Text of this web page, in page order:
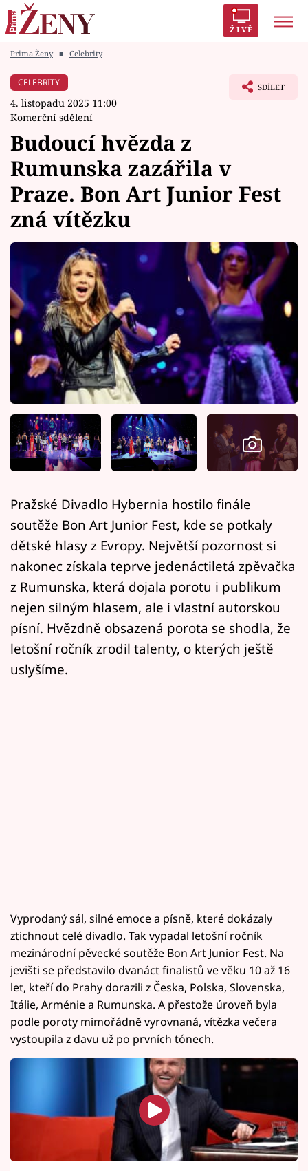
ŽIVĚ
Módní alarm
Témata
Celebrity
Vztahy
Seriály
Horoskopy
Sledujte prima+
Filmový festival Karlovy Vary
Pořady
Mámy sobě
Sledujte nás
Prima Ženy ■ Celebrity
CELEBRITY
4. listopadu 2025 11:00
Komerční sdělení
SDÍLET
Budoucí hvězda z
Rumunska zazářila v
Praze. Bon Art Junior Fest
zná vítězku
Pražské Divadlo Hybernia hostilo finále
soutěže Bon Art Junior Fest, kde se potkaly
dětské hlasy z Evropy. Největší pozornost si
nakonec získala teprve jedenáctiletá zpěvačka
z Rumunska, která dojala porotu i publikum
nejen silným hlasem, ale i vlastní autorskou
písní. Hvězdně obsazená porota se shodla, že
letošní ročník zrodil talenty, o kterých ještě
uslyšíme.
Vyprodaný sál, silné emoce a písně, které dokázaly
ztichnout celé divadlo. Tak vypadal letošní ročník
mezinárodní pěvecké soutěže Bon Art Junior Fest. Na
jevišti se představilo dvanáct finalistů ve věku 10 až 16
let, kteří do Prahy dorazili z Česka, Polska, Slovenska,
Itálie, Arménie a Rumunska. A přestože úroveň byla
podle poroty mimořádně vyrovnaná, vítězka večera
vystoupila z davu už po prvních tónech.